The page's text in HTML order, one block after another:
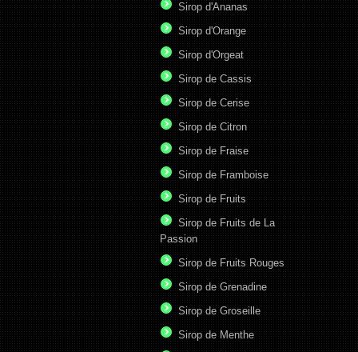
Sirop d'Ananas
Sirop d'Orange
Sirop d'Orgeat
Sirop de Cassis
Sirop de Cerise
Sirop de Citron
Sirop de Fraise
Sirop de Framboise
Sirop de Fruits
Sirop de Fruits de La
Passion
Sirop de Fruits Rouges
Sirop de Grenadine
Sirop de Groseille
Sirop de Menthe